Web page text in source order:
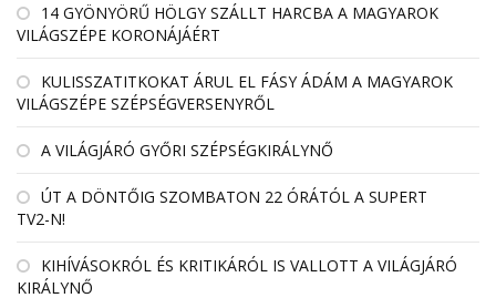
14 GYÖNYÖRŰ HÖLGY SZÁLLT HARCBA A MAGYAROK
VILÁGSZÉPE KORONÁJÁÉRT
KULISSZATITKOKAT ÁRUL EL FÁSY ÁDÁM A MAGYAROK
VILÁGSZÉPE SZÉPSÉGVERSENYRŐL
A VILÁGJÁRÓ GYŐRI SZÉPSÉGKIRÁLYNŐ
ÚT A DÖNTŐIG SZOMBATON 22 ÓRÁTÓL A SUPERT
TV2-N!
KIHÍVÁSOKRÓL ÉS KRITIKÁRÓL IS VALLOTT A VILÁGJÁRÓ
KIRÁLYNŐ